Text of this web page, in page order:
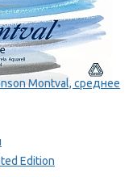
Montval, среднее
Edition